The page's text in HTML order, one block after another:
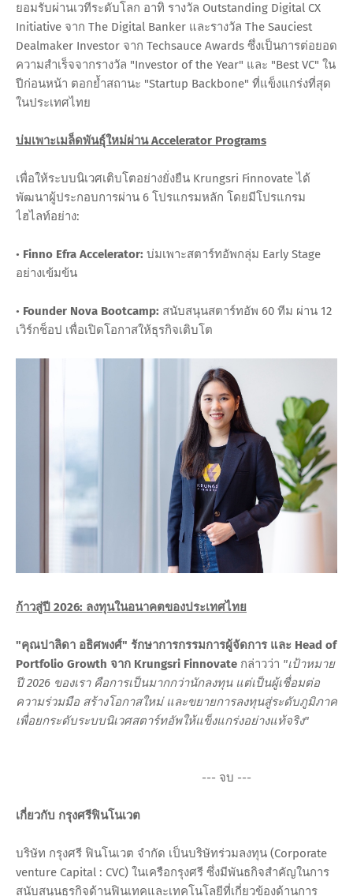
ยอมรับผ่านเวทีระดับโลก อาทิ รางวัล Outstanding Digital CX
Initiative จาก The Digital Banker และรางวัล The Sauciest
Dealmaker Investor จาก Techsauce Awards ซึ่งเป็นการต่อยอด
ความสำเร็จจากรางวัล "Investor of the Year" และ "Best VC" ใน
ปีก่อนหน้า ตอกย้ำสถานะ "Startup Backbone" ที่แข็งแกร่งที่สุด
ในประเทศไทย
บ่มเพาะเมล็ดพันธุ์ใหม่ผ่าน Accelerator Programs
เพื่อให้ระบบนิเวศเติบโตอย่างยั่งยืน Krungsri Finnovate ได้
พัฒนาผู้ประกอบการผ่าน 6 โปรแกรมหลัก โดยมีโปรแกรม
ไฮไลท์อย่าง:
• Finno Efra Accelerator: บ่มเพาะสตาร์ทอัพกลุ่ม Early Stage
อย่างเข้มข้น
• Founder Nova Bootcamp: สนับสนุนสตาร์ทอัพ 60 ทีม ผ่าน 12
เวิร์กช็อป เพื่อเปิดโอกาสให้ธุรกิจเติบโต
ก้าวสู่ปี 2026: ลงทุนในอนาคตของประเทศไทย
"คุณปาลิดา อธิศพงศ์" รักษาการกรรมการผู้จัดการ และ Head of
Portfolio Growth จาก Krungsri Finnovate กล่าวว่า "เป้าหมาย
ปี 2026 ของเรา คือการเป็นมากกว่านักลงทุน แต่เป็นผู้เชื่อมต่อ
ความร่วมมือ สร้างโอกาสใหม่ และขยายการลงทุนสู่ระดับภูมิภาค
เพื่อยกระดับระบบนิเวศสตาร์ทอัพให้แข็งแกร่งอย่างแท้จริง"
--- จบ ---
เกี่ยวกับ กรุงศรีฟินโนเวต
บริษัท กรุงศรี ฟินโนเวต จำกัด เป็นบริษัทร่วมลงทุน (Corporate
venture Capital : CVC) ในเครือกรุงศรี ซึ่งมีพันธกิจสำคัญในการ
สนับสนุนธุรกิจด้านฟินเทคและเทคโนโลยีที่เกี่ยวข้องด้านการ